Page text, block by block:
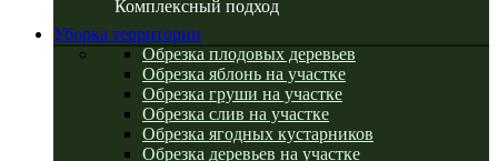
Комплексный подход
Уборка территории
Обрезка плодовых деревьев
Обрезка яблонь на участке
Обрезка груши на участке
Обрезка слив на участке
Обрезка ягодных кустарников
Обрезка деревьев на участке